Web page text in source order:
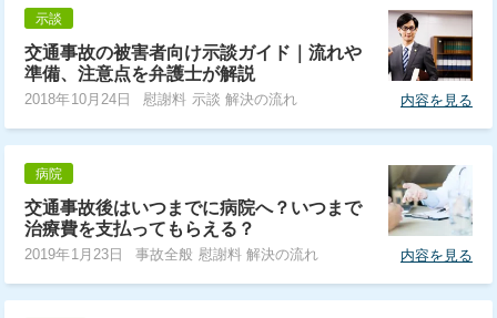
示談
交通事故の被害者向け示談ガイド｜流れや
準備、注意点を弁護士が解説
2018年10月24日 慰謝料 示談 解決の流れ 内容を見る
病院
交通事故後はいつまでに病院へ？いつまで
治療費を支払ってもらえる？
2019年1月23日 事故全般 慰謝料 解決の流れ 内容を見る